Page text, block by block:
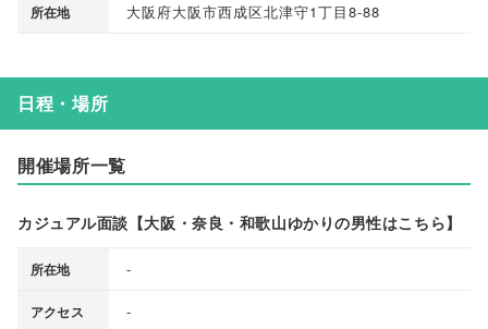
所在地 大阪府大阪市西成区北津守1丁目8-88
日程・場所
開催場所一覧
カジュアル面談【大阪・奈良・和歌山ゆかりの男性はこちら】
所在地 ‐
アクセス -